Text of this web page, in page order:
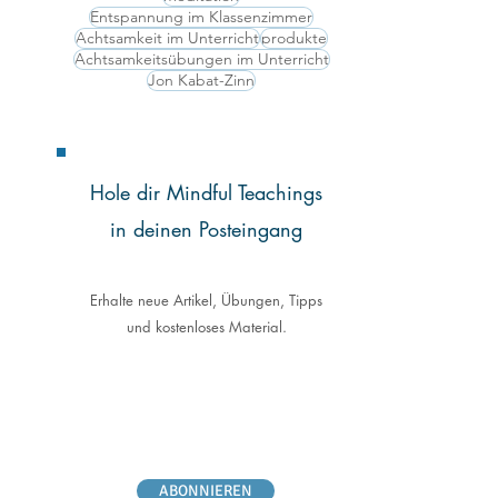
Entspannung im Klassenzimmer
Achtsamkeit im Unterrichtprodukte
Achtsamkeitsübungen im Unterricht
Jon Kabat-Zinn
Hole dir Mindful Teachings
in deinen Posteingang
Erhalte neue Artikel, Übungen, Tipps
und kostenloses Material.
ABONNIEREN